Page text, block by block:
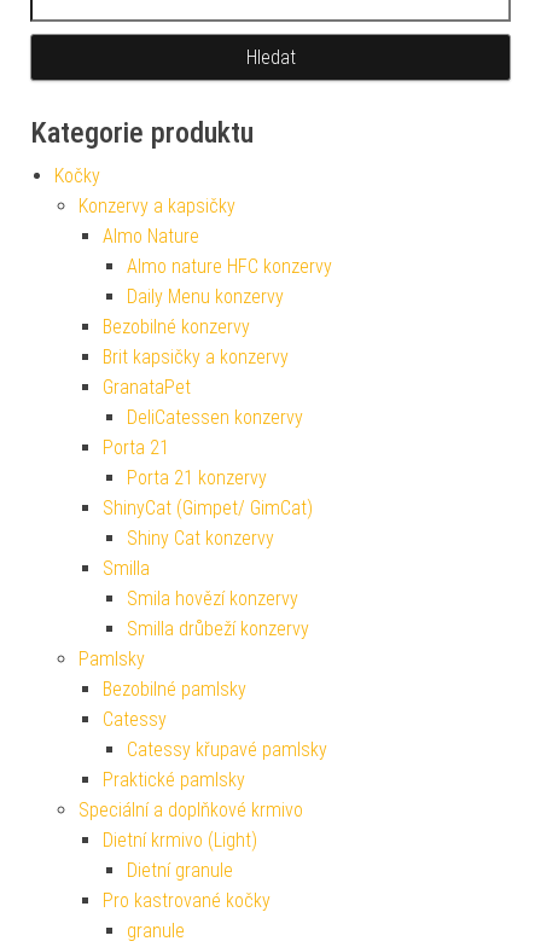
Kategorie produktu
Kočky
Konzervy a kapsičky
Almo Nature
Almo nature HFC konzervy
Daily Menu konzervy
Bezobilné konzervy
Brit kapsičky a konzervy
GranataPet
DeliCatessen konzervy
Porta 21
Porta 21 konzervy
ShinyCat (Gimpet/ GimCat)
Shiny Cat konzervy
Smilla
Smila hovězí konzervy
Smilla drůbeží konzervy
Pamlsky
Bezobilné pamlsky
Catessy
Catessy křupavé pamlsky
Praktické pamlsky
Speciální a doplňkové krmivo
Dietní krmivo (Light)
Dietní granule
Pro kastrované kočky
granule